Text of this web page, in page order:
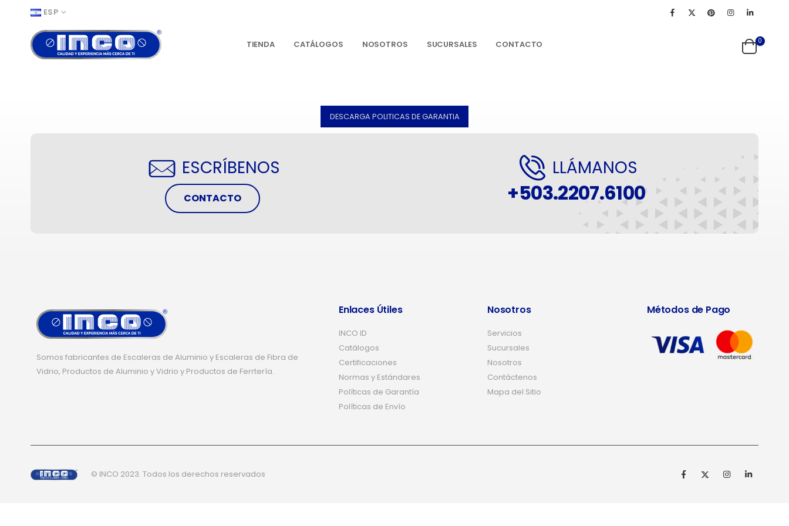
ESP
TIENDA CATÁLOGOS NOSOTROS SUCURSALES CONTACTO 0
DESCARGA POLITICAS DE GARANTIA
ESCRÍBENOS
CONTACTO
LLÁMANOS
+503.2207.6100
Somos fabricantes de Escaleras de Aluminio y Escaleras de Fibra de
Vidrio, Productos de Aluminio y Vidrio y Productos de Ferrtería.
Enlaces Útiles
INCO ID
Catálogos
Certificaciones
Normas y Estándares
Políticas de Garantía
Políticas de Envío
Nosotros
Servicios
Sucursales
Nosotros
Contáctenos
Mapa del Sitio
Métodos de Pago
© INCO 2023. Todos los derechos reservados